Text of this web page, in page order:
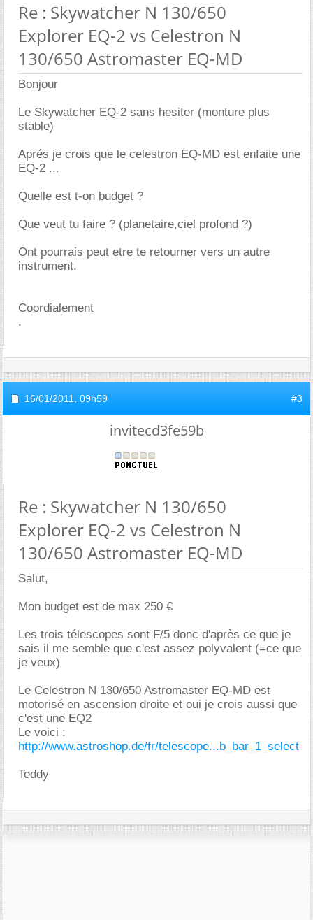
Re : Skywatcher N 130/650
Explorer EQ-2 vs Celestron N
130/650 Astromaster EQ-MD
Bonjour
Le Skywatcher EQ-2 sans hesiter (monture plus
stable)
Aprés je crois que le celestron EQ-MD est enfaite une
EQ-2 ...
Quelle est t-on budget ?
Que veut tu faire ? (planetaire,ciel profond ?)
Ont pourrais peut etre te retourner vers un autre
instrument.
Coordialement
.
16/01/2011, 09h59 #3
invitecd3fe59b
Re : Skywatcher N 130/650
Explorer EQ-2 vs Celestron N
130/650 Astromaster EQ-MD
Salut,
Mon budget est de max 250
Les trois télescopes sont F/5 donc d'après ce que je
sais il me semble que c'est assez polyvalent (=ce que
je veux)
Le Celestron N 130/650 Astromaster EQ-MD est
motorisé en ascension droite et oui je crois aussi que
c'est une EQ2
Le voici :
http://www.astroshop.de/fr/telescope...b_bar_1_select
Teddy